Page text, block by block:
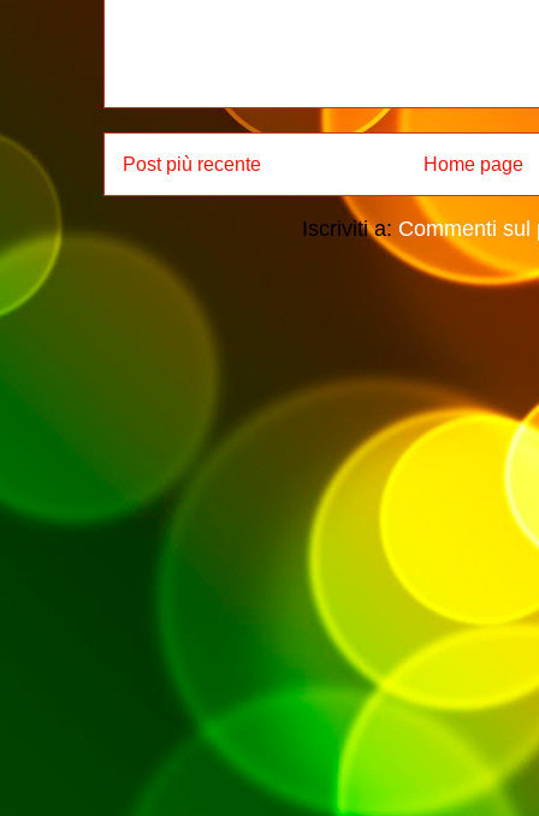
Post più recente Home page
Iscriviti a: Commenti sul